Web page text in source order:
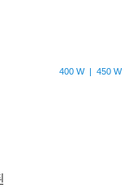
400 W | 450 W